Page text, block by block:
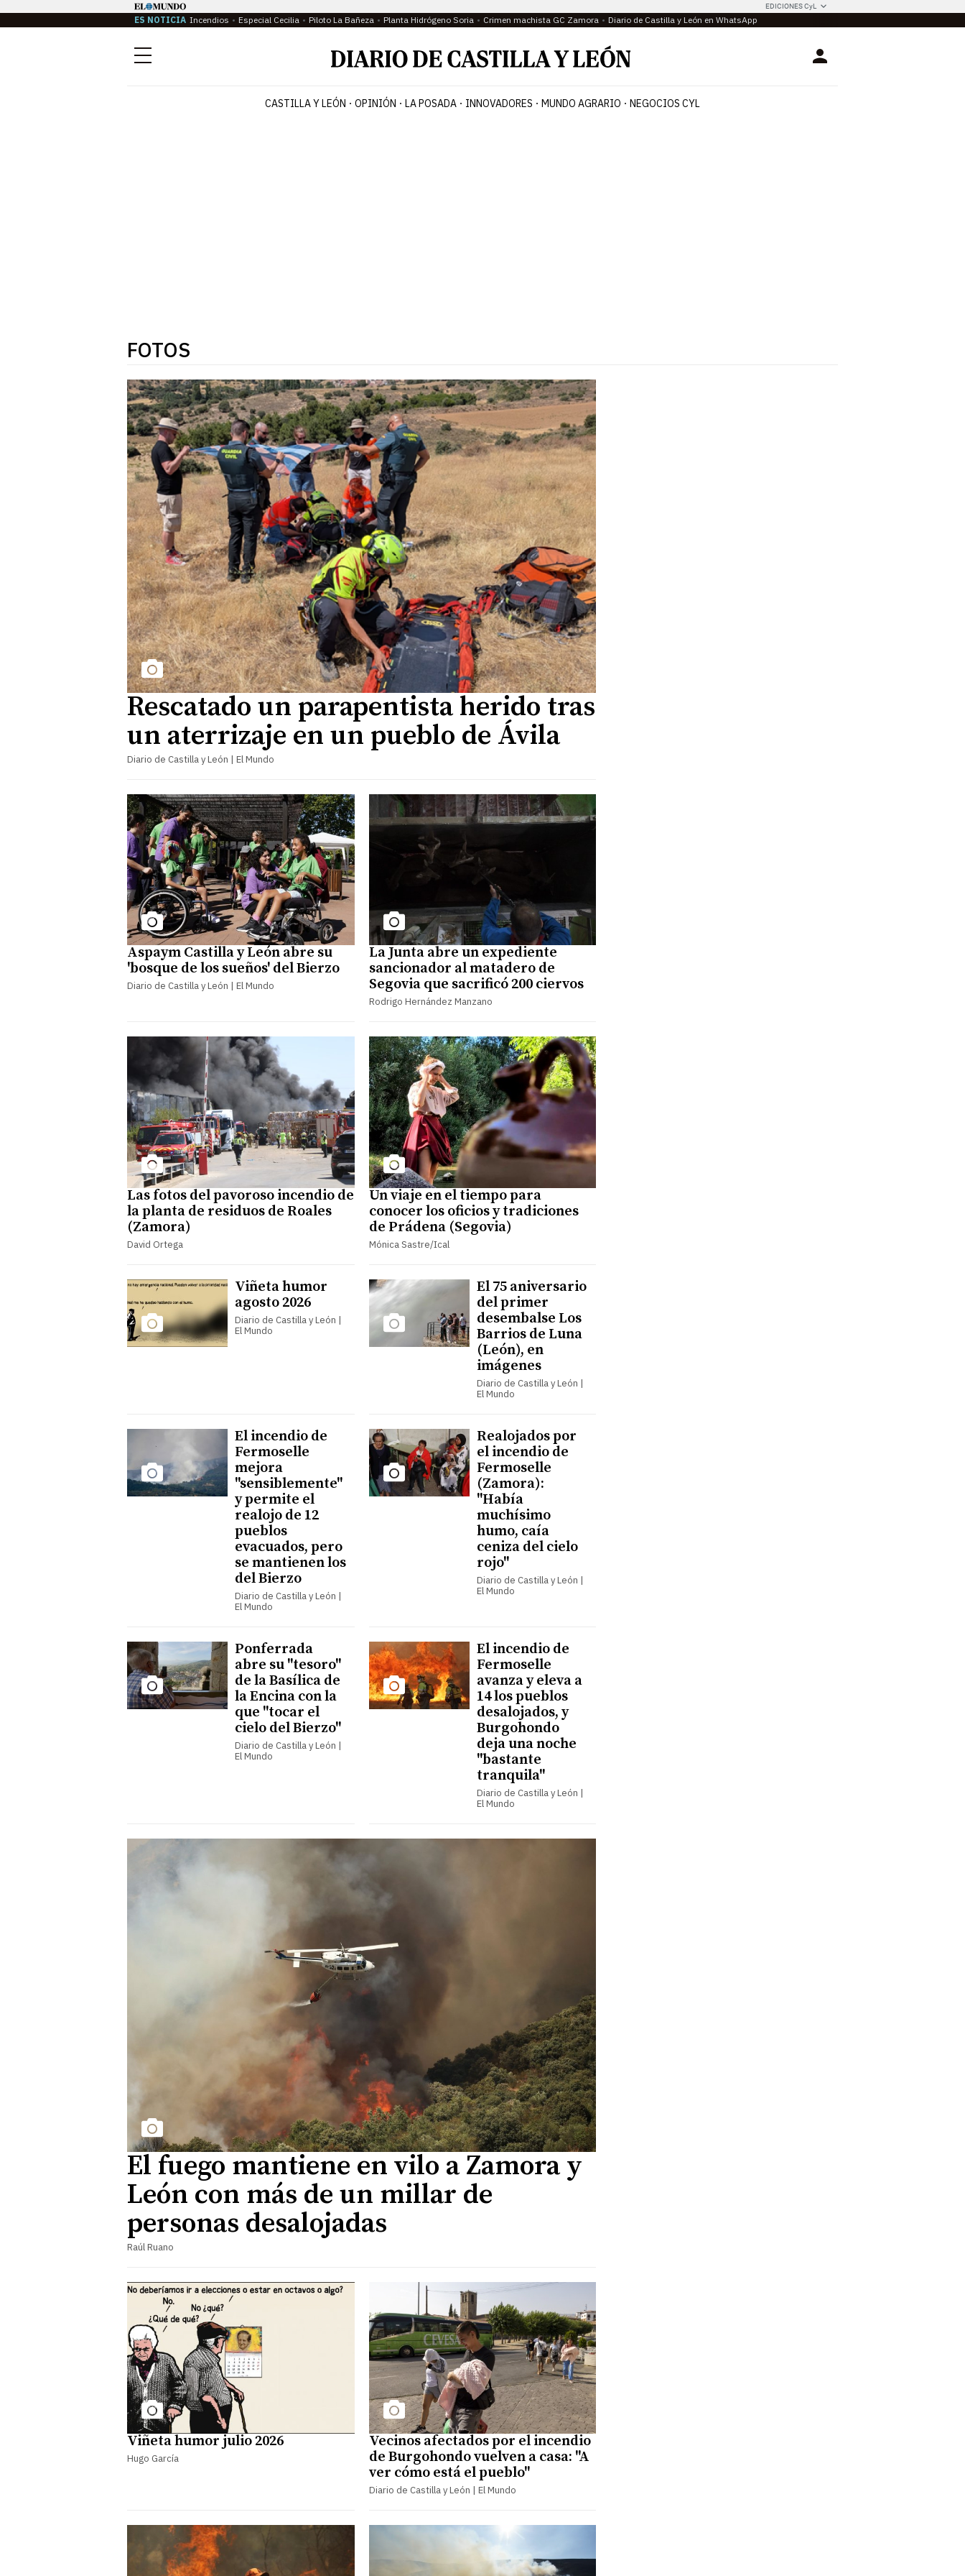
EDICIONES CyL
ES NOTICIA Incendios Especial Cecilia Piloto La Bañeza Planta Hidrógeno Soria Crimen machista GC Zamora Diario de Castilla y León en WhatsApp
Menú Login
CASTILLA Y LEÓN OPINIÓN LA POSADA INNOVADORES MUNDO AGRARIO NEGOCIOS CYL
FOTOS
Rescatado un parapentista herido tras
un aterrizaje en un pueblo de Ávila
Diario de Castilla y León | El Mundo
Aspaym Castilla y León abre su
'bosque de los sueños' del Bierzo
Diario de Castilla y León | El Mundo
La Junta abre un expediente
sancionador al matadero de
Segovia que sacrificó 200 ciervos
Rodrigo Hernández Manzano
Las fotos del pavoroso incendio de
la planta de residuos de Roales
(Zamora)
David Ortega
Un viaje en el tiempo para
conocer los oficios y tradiciones
de Prádena (Segovia)
Mónica Sastre/Ical
Viñeta humor
agosto 2026
Diario de Castilla y León |
El Mundo
El 75 aniversario
del primer
desembalse Los
Barrios de Luna
(León), en
imágenes
Diario de Castilla y León |
El Mundo
El incendio de
Fermoselle
mejora
"sensiblemente"
y permite el
realojo de 12
pueblos
evacuados, pero
se mantienen los
del Bierzo
Diario de Castilla y León |
El Mundo
Realojados por
el incendio de
Fermoselle
(Zamora):
"Había
muchísimo
humo, caía
ceniza del cielo
rojo"
Diario de Castilla y León |
El Mundo
Ponferrada
abre su "tesoro"
de la Basílica de
la Encina con la
que "tocar el
cielo del Bierzo"
Diario de Castilla y León |
El Mundo
El incendio de
Fermoselle
avanza y eleva a
14 los pueblos
desalojados, y
Burgohondo
deja una noche
"bastante
tranquila"
Diario de Castilla y León |
El Mundo
El fuego mantiene en vilo a Zamora y
León con más de un millar de
personas desalojadas
Raúl Ruano
Viñeta humor julio 2026
Hugo García
Vecinos afectados por el incendio
de Burgohondo vuelven a casa: "A
ver cómo está el pueblo"
Diario de Castilla y León | El Mundo